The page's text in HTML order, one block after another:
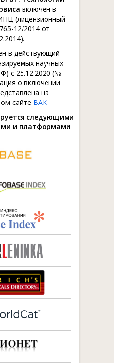
включен в
(лицензионный
12/2014 от
в действующий
научных
с 25.12.2020 (№
о включении
на
сайте ВАК
следующими
и платформами